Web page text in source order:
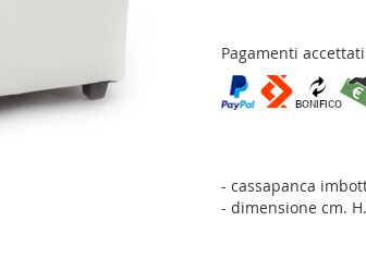
Pagamenti accettati
- cassapanca
- dimensione cm.